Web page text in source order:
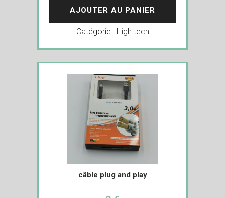
AJOUTER AU PANIER
Catégorie : High tech
câble plug and play